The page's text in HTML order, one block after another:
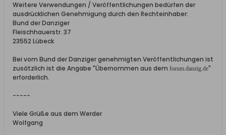
Weitere Verwendungen / Veröffentlichungen bedürfen der
ausdrücklichen Genehmigung durch den Rechteinhaber:
Bund der Danziger
Fleischhauerstr. 37
23552 Lübeck
Bei vom Bund der Danziger genehmigten Veröffentlichungen ist
zusätzlich ist die Angabe "Übernommen aus dem forum.danzig.de"
erforderlich.
-----
Viele Grüße aus dem Werder
Wolfgang